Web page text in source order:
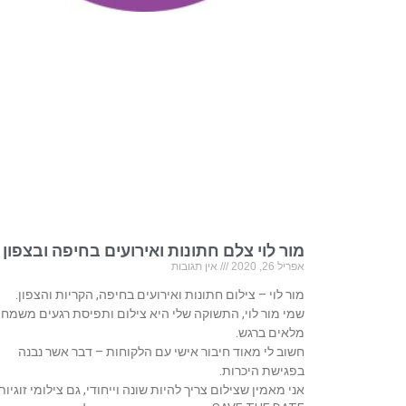
מור לוי צלם חתונות ואירועים בחיפה ובצפון
אפריל 26, 2020 אין תגובות
מור לוי – צילום חתונות ואירועים בחיפה, הקריות והצפון.
שמי מור לוי, התשוקה שלי היא צילום ותפיסת רגעים
מלאים ברגש.
חשוב לי מאוד חיבור אישי עם הלקוחות – דבר אשר נבנה
בפגישת היכרות.
אני מאמין שצילום צריך להיות שונה וייחודי, גם צילומי